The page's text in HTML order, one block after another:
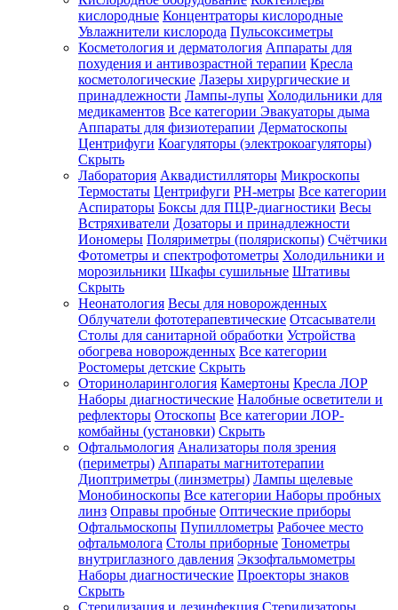
Зарегистрироваться
Зачем
регистрироваться?
Все
покупки
одном
месте
Личный
менеджер
Отслеживание
статуса
заказа
кислородные Концентраторы кислородные
Увлажнители кислорода Пульсоксиметры
Косметология и дерматология Аппараты для
похудения и антивозрастной терапии Кресла
косметологические Лазеры хирургические и
принадлежности Лампы-лупы Холодильники для
медикаментов Все категории Эвакуаторы дыма
Аппараты для физиотерапии Дерматоскопы
Центрифуги Коагуляторы (электрокоагуляторы)
Скрыть
Лаборатория Аквадистилляторы Микроскопы
Термостаты Центрифуги PH-метры Все категории
Аспираторы Боксы для ПЦР-диагностики Весы
Встряхиватели Дозаторы и принадлежности
Иономеры Поляриметры (полярископы) Счётчики
Фотометры и спектрофотометры Холодильники и
морозильники Шкафы сушильные Штативы
Скрыть
Неонатология Весы для новорожденных
Облучатели фототерапевтические Отсасыватели
Столы для санитарной обработки Устройства
обогрева новорожденных Все категории
Ростомеры детские Скрыть
Оториноларингология Камертоны Кресла ЛОР
Наборы диагностические Налобные осветители и
рефлекторы Отоскопы Все категории ЛОР-
комбайны (установки) Скрыть
Офтальмология Анализаторы поля зрения
(периметры) Аппараты магнитотерапии
Диоптриметры (линзметры) Лампы щелевые
Монобиноскопы Все категории Наборы пробных
линз Оправы пробные Оптические приборы
Офтальмоскопы Пупиллометры Рабочее место
офтальмолога Столы приборные Тонометры
внутриглазного давления Экзофтальмометры
Наборы диагностические Проекторы знаков
Скрыть
Стерилизация и дезинфекция Стерилизаторы